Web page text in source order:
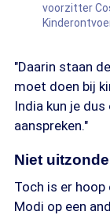
voorzitter
"Daarin staan
moet doen bij
India kun je
aanspreken."
Niet
Toch is er
Modi op een